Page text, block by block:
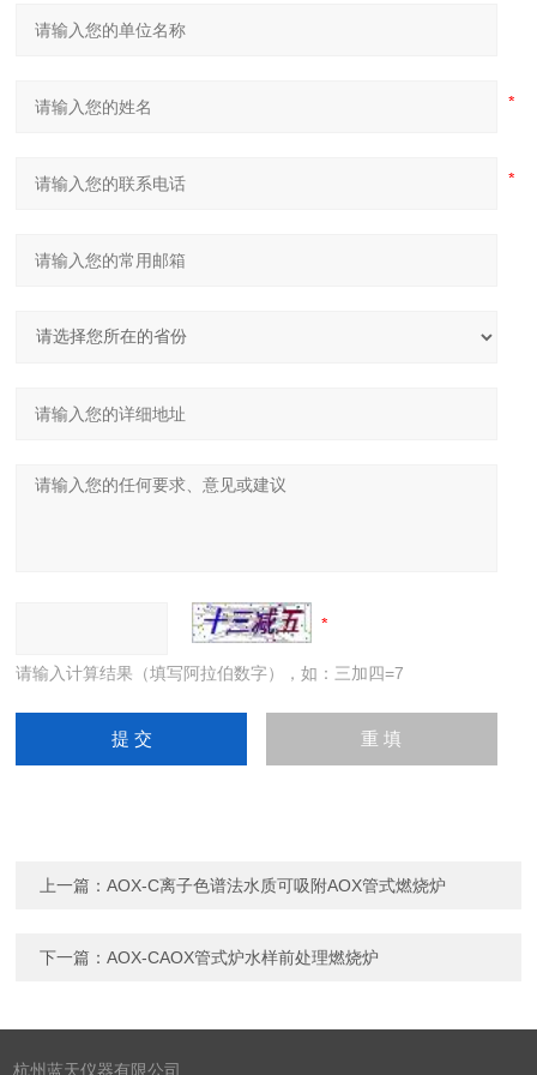
请输入计算结果（填写阿拉伯数字），如：三加四=7
上一篇：AOX-C离子色谱法水质可吸附AOX管式燃烧炉
下一篇：AOX-CAOX管式炉水样前处理燃烧炉
杭州蓝天仪器有限公司